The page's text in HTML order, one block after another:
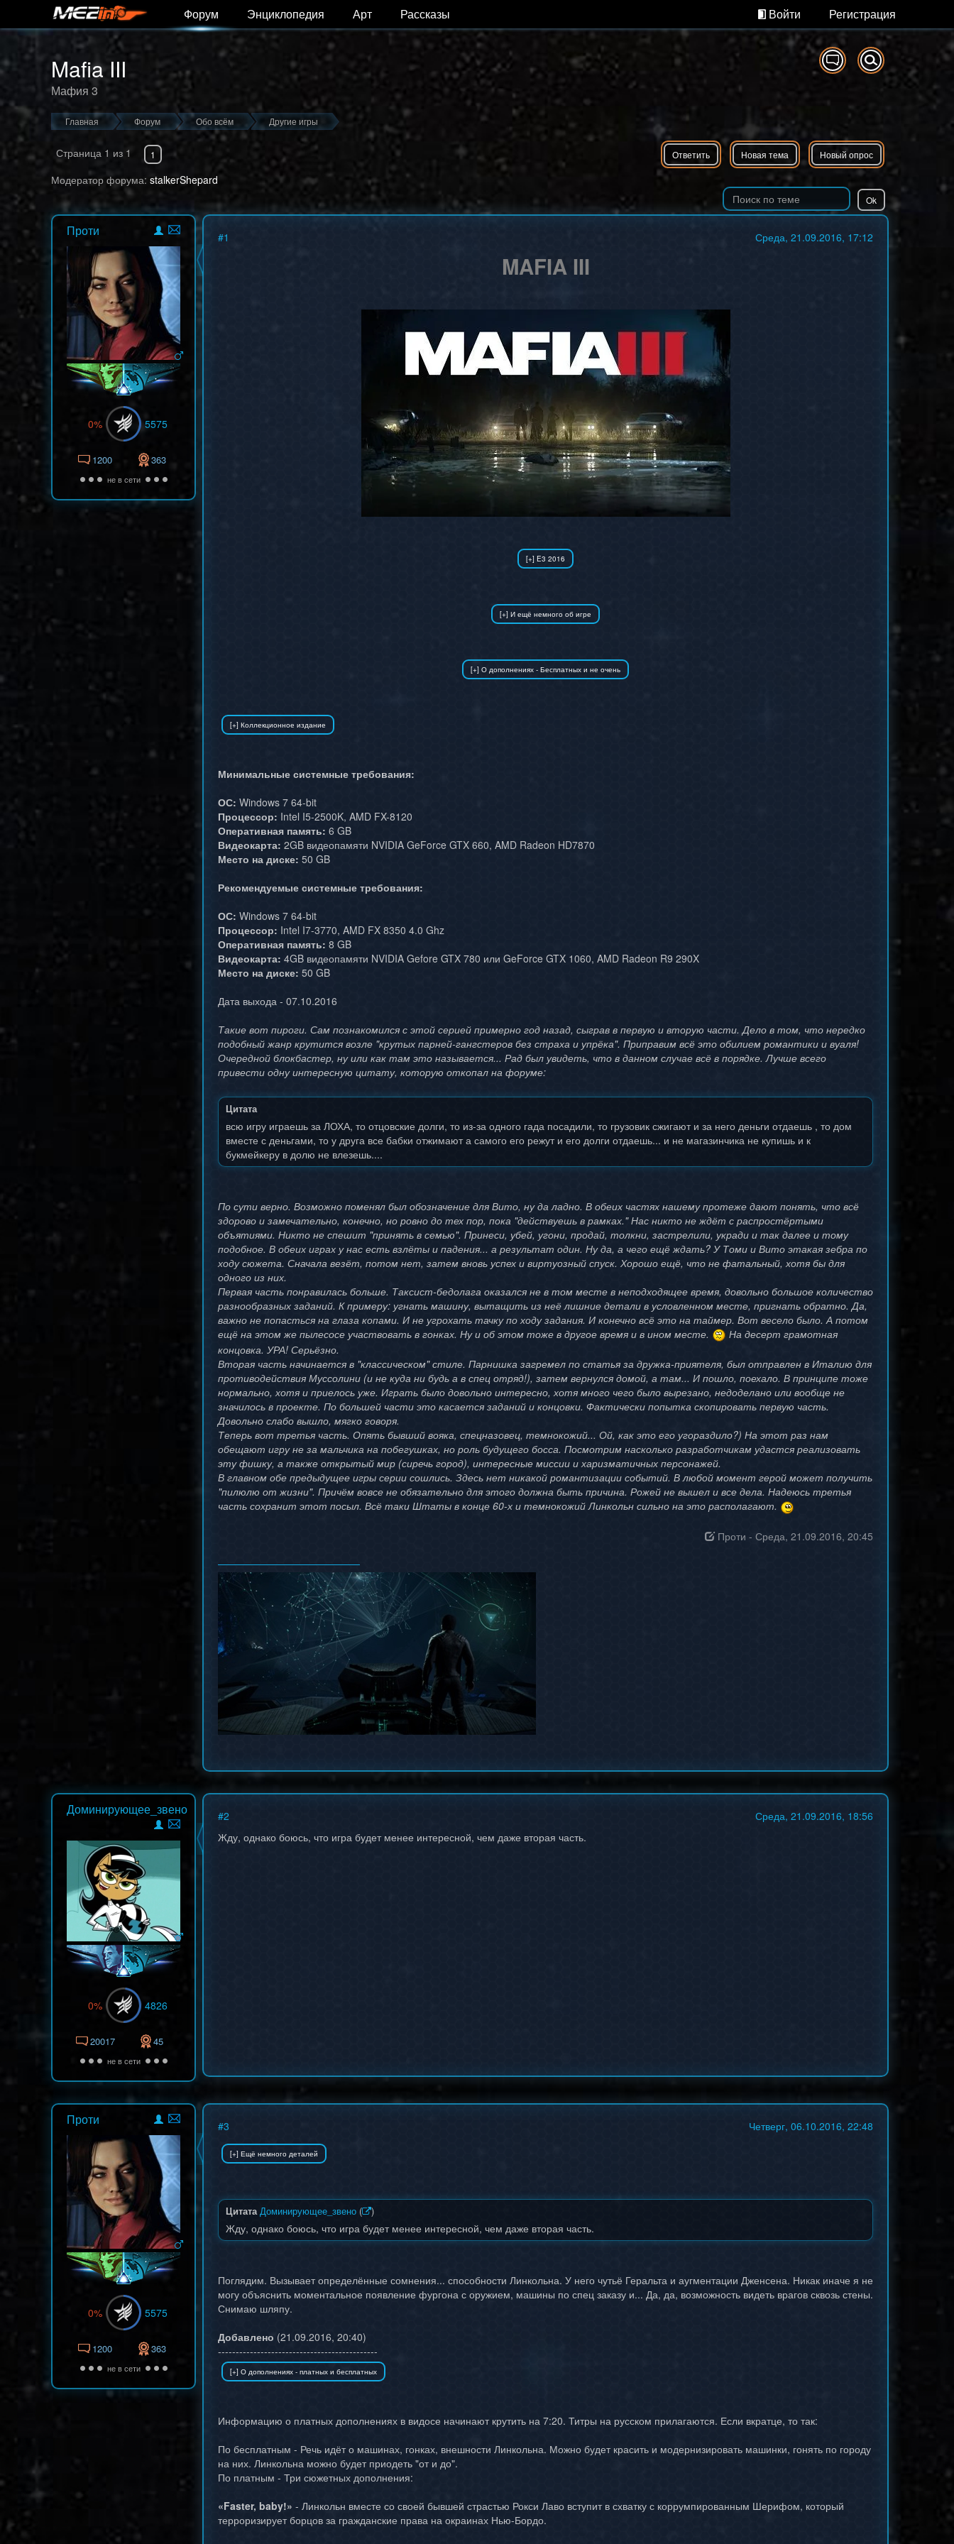
Форум Энциклопедия Арт Рассказы Войти Регистрация
Mafia III
Мафия 3
Главная Форум Обо всём Другие игры
Страница 1 из 1 1 Ответить Новая тема Новый опрос
Модератор форума: stalkerShepard
Проти
0% 5575
1200 363
не в сети
#1 Среда, 21.09.2016, 17:12
MAFIA III
Минимальные системные требования:
ОС: Windows 7 64-bit
Процессор: Intel I5-2500K, AMD FX-8120
Оперативная память: 6 GB
Видеокарта: 2GB видеопамяти NVIDIA GeForce GTX 660, AMD Radeon HD7870
Место на диске: 50 GB
Рекомендуемые системные требования:
ОС: Windows 7 64-bit
Процессор: Intel I7-3770, AMD FX 8350 4.0 Ghz
Оперативная память: 8 GB
Видеокарта: 4GB видеопамяти NVIDIA Gefore GTX 780 или GeForce GTX 1060, AMD Radeon R9 290X
Место на диске: 50 GB
Дата выхода - 07.10.2016
Такие вот пироги. Сам познакомился с этой серией примерно год назад, сыграв в первую и вторую части. Дело в том, что нередко
подобный жанр крутится возле "крутых парней-гангстеров без страха и упрёка". Приправим всё это обилием романтики и вуаля!
Очередной блокбастер, ну или как там это называется... Рад был увидеть, что в данном случае всё в порядке. Лучше всего
привести одну интересную цитату, которую откопал на форуме:
Цитата
всю игру играешь за ЛОХА, то отцовские долги, то из-за одного гада посадили, то грузовик сжигают и за него деньги отдаешь , то дом
вместе с деньгами, то у друга все бабки отжимают а самого его режут и его долги отдаешь... и не магазинчика не купишь и к
букмейкеру в долю не влезешь....
По сути верно. Возможно поменял был обозначение для Вито, ну да ладно. В обеих частях нашему протеже дают понять, что всё
здорово и замечательно, конечно, но ровно до тех пор, пока "действуешь в рамках." Нас никто не ждёт с распростёртыми
объятиями. Никто не спешит "принять в семью". Принеси, убей, угони, продай, толкни, застрелили, укради и так далее и тому
подобное. В обеих играх у нас есть взлёты и падения... а результат один. Ну да, а чего ещё ждать? У Томи и Вито этакая зебра по
ходу сюжета. Сначала везёт, потом нет, затем вновь успех и виртуозный спуск. Хорошо ещё, что не фатальный, хотя бы для
одного из них.
Первая часть понравилась больше. Таксист-бедолага оказался не в том месте в неподходящее время, довольно большое количество
разнообразных заданий. К примеру: угнать машину, вытащить из неё лишние детали в условленном месте, пригнать обратно. Да,
важно не попасться на глаза копами. И не угрохать тачку по ходу задания. И конечно всё это на таймер. Вот весело было. А потом
ещё на этом же пылесосе участвовать в гонках. Ну и об этом тоже в другое время и в ином месте.
На десерт грамотная
концовка. УРА! Серьёзно.
Вторая часть начинается в "классическом" стиле. Парнишка загремел по статья за дружка-приятеля, был отправлен в Италию для
противодействия Муссолини (и не куда ни будь а в спец отряд!), затем вернулся домой, а там... И пошло, поехало. В принципе тоже
нормально, хотя и приелось уже. Играть было довольно интересно, хотя много чего было вырезано, недоделано или вообще не
значилось в проекте. По большей части это касается заданий и концовки. Фактически попытка скопировать первую часть.
Довольно слабо вышло, мягко говоря.
Теперь вот третья часть. Опять бывший вояка, спецназовец, темнокожий... Ой, как это его угораздило?) На этот раз нам
обещают игру не за мальчика на побегушках, но роль будущего босса. Посмотрим насколько разработчикам удастся реализовать
эту фишку, а также открытый мир (сиречь город), интересные миссии и харизматичных персонажей.
В главном обе предыдущее игры серии сошлись. Здесь нет никакой романтизации событий. В любой момент герой может получить
"пилюлю от жизни". Причём вовсе не обязательно для этого должна быть причина. Рожей не вышел и все дела. Надеюсь третья
часть сохранит этот посыл. Всё таки Штаты в конце 60-х и темнокожий Линкольн сильно на это располагают.
Проти - Среда, 21.09.2016, 20:45
Стоит послушать.
Доминирующее_звено
0% 4826
20017 45
не в сети
#2
Среда, 21.09.2016, 18:56
Жду, однако боюсь, что игра будет менее интересной, чем даже вторая часть.
Проти
0% 5575
1200 363
не в сети
#3 Четверг, 06.10.2016, 22:48
Цитата Доминирующее_звено ( )
Жду, однако боюсь, что игра будет менее интересной, чем даже вторая часть.
Поглядим. Вызывает определённые сомнения... способности Линкольна. У него чутьё Геральта и аугментации Дженсена. Никак иначе я не
могу объяснить моментальное появление фургона с оружием, машины по спец заказу и... Да, да, возможность видеть врагов сквозь стены.
Снимаю шляпу.
Добавлено (21.09.2016, 20:40)
---------------------------------------------
Информацию о платных дополнениях в видосе начинают крутить на 7:20. Титры на русском прилагаются. Если вкратце, то так:
По бесплатным - Речь идёт о машинах, гонках, внешности Линкольна. Можно будет красить и модернизировать машинки, гонять по городу
на них. Линкольна можно будет приодеть "от и до".
По платным - Три сюжетных дополнения:
«Faster, baby!» - Линкольн вместе со своей бывшей страстью Рокси Лаво вступит в схватку с коррумпированным Шерифом, который
терроризирует борцов за гражданские права на окраинах Нью-Бордо.